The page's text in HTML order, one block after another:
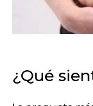
¿Qué